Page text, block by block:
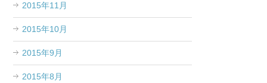
2015年11月
2015年10月
2015年9月
2015年8月